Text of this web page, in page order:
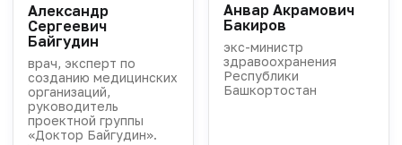
Александр
Сергеевич
Байгудин
врач, эксперт по
созданию медицинских
организаций,
руководитель
проектной группы
«Доктор Байгудин».
Анвар Акрамович
Бакиров
экс-министр
здравоохранения
Республики
Башкортостан